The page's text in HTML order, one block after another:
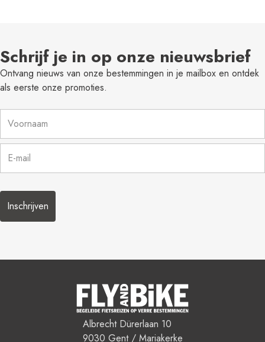
Schrijf je in op onze nieuwsbrief
Ontvang nieuws van onze bestemmingen in je mailbox en ontdek
als eerste onze promoties.
mail
Albrecht Dürerlaan 10
9030 Gent / Mariakerke